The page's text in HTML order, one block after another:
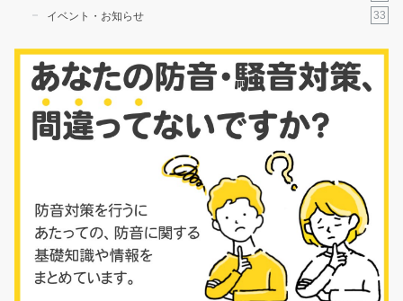
イベント・お知らせ
33